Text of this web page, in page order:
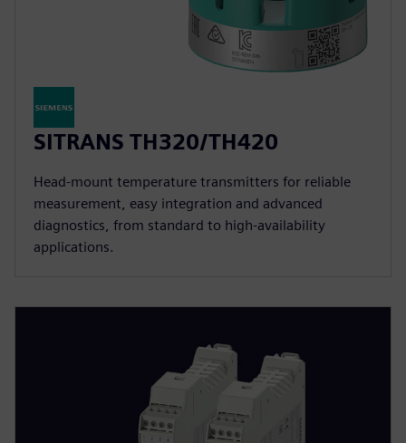
SITRANS TH320/TH420
Head-mount temperature transmitters for reliable
measurement, easy integration and advanced
diagnostics, from standard to high-availability
applications.